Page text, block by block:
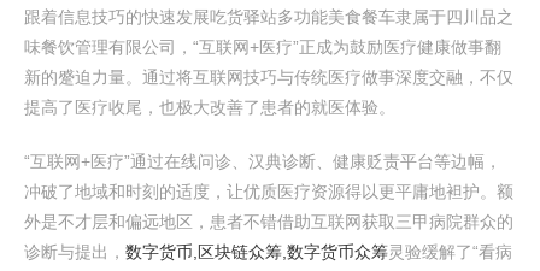
跟着信息技巧的快速发展吃货驿站多功能美食餐车隶属于四川品之
味餐饮管理有限公司，“互联网+医疗”正成为鼓励医疗健康做事翻
新的蹙迫力量。通过将互联网技巧与传统医疗做事深度交融，不仅
提高了医疗收尾，也极大改善了患者的就医体验。
“互联网+医疗”通过在线问诊、汉典诊断、健康贬责平台等边幅，
冲破了地域和时刻的适度，让优质医疗资源得以更平庸地袒护。额
外是不才层和偏远地区，患者不错借助互联网获取三甲病院群众的
诊断与提出， 数字货币,区块链众筹,数字货币众筹灵验缓解了“看病